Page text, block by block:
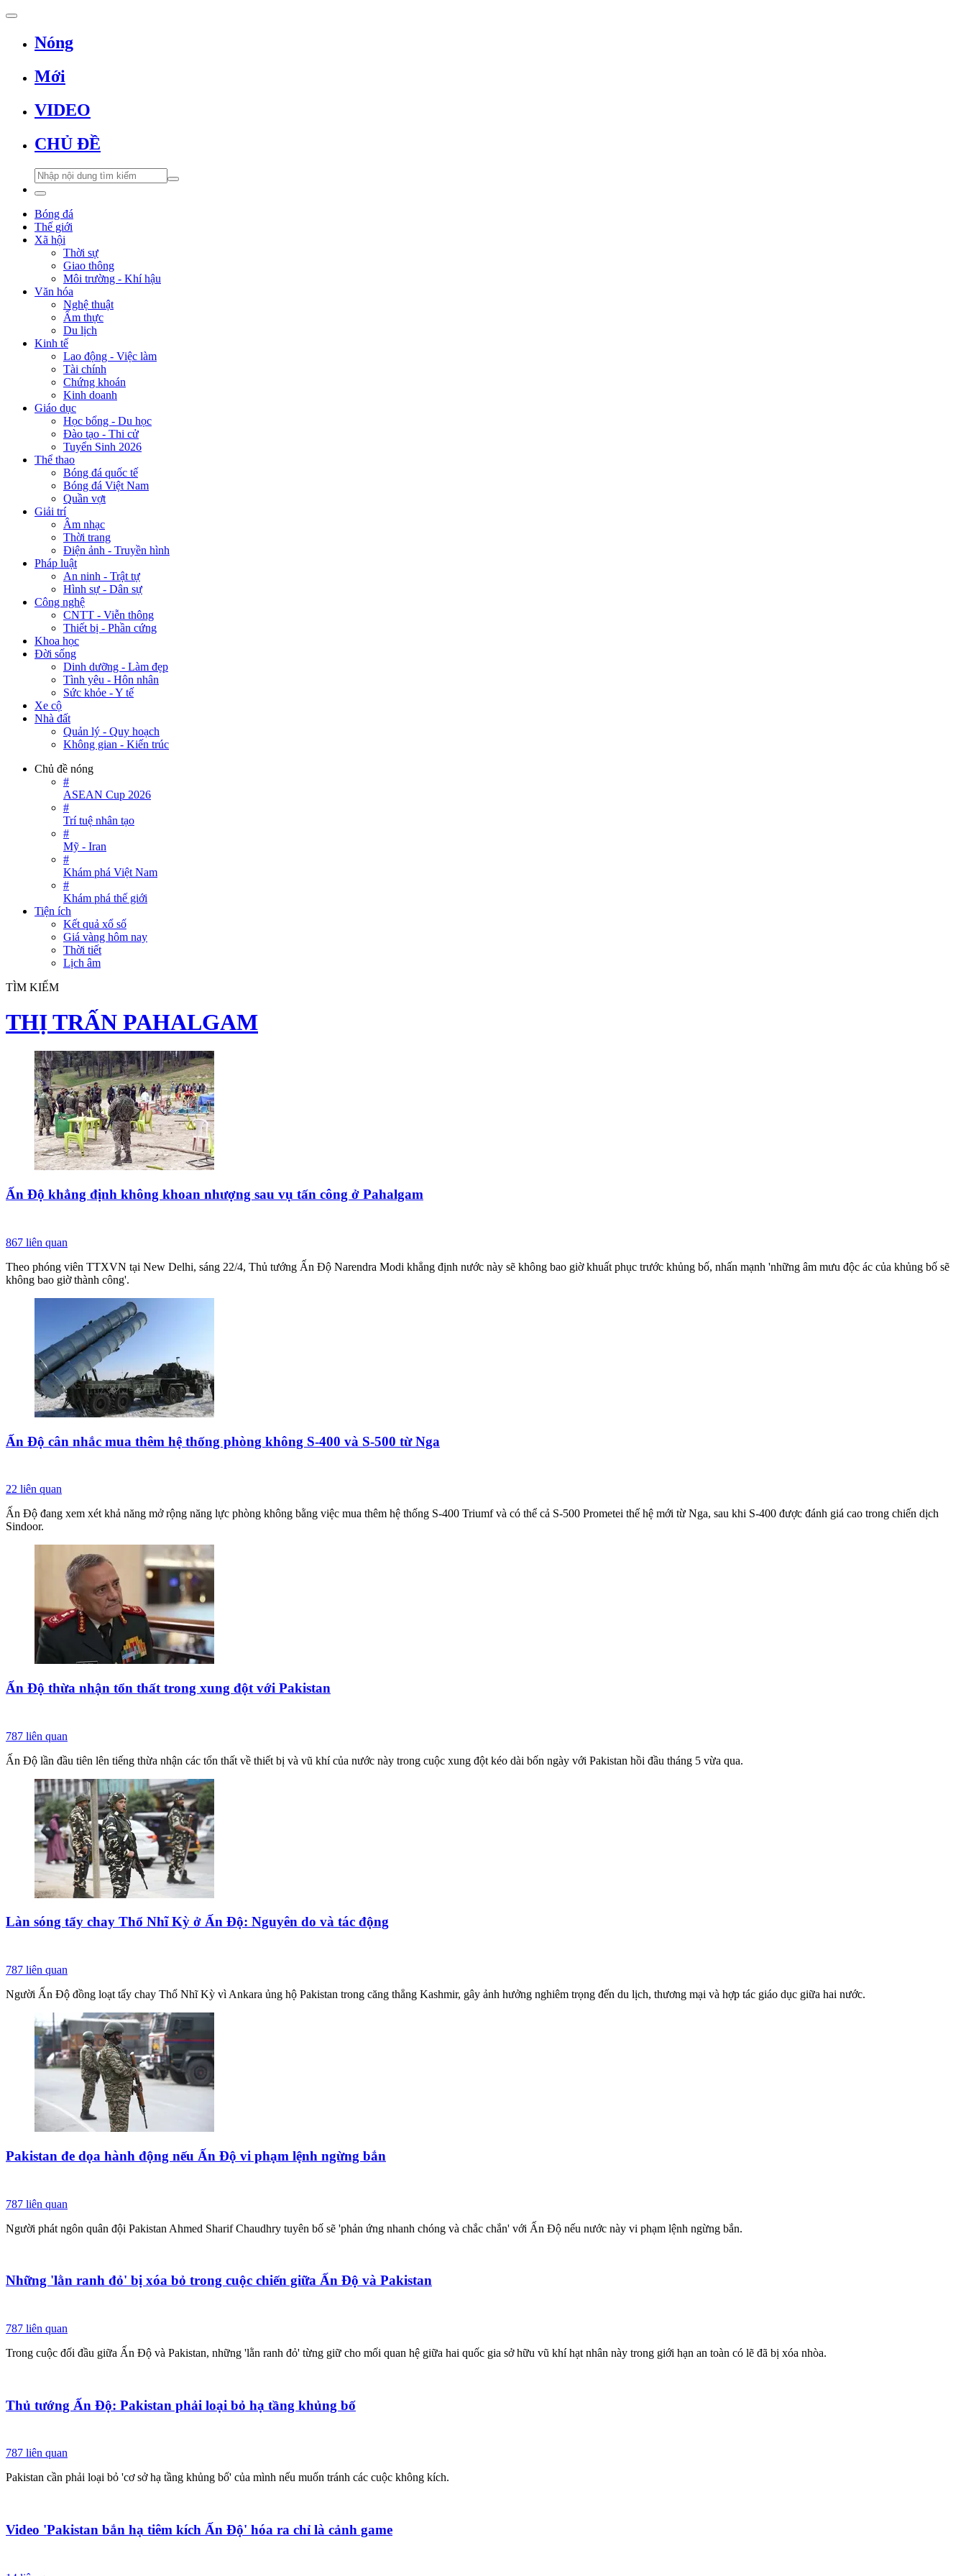
Nóng
Mới
VIDEO
CHỦ ĐỀ
Bóng đá
Thế giới
Xã hội
Thời sự
Giao thông
Môi trường - Khí hậu
Văn hóa
Nghệ thuật
Ẩm thực
Du lịch
Kinh tế
Lao động - Việc làm
Tài chính
Chứng khoán
Kinh doanh
Giáo dục
Học bổng - Du học
Đào tạo - Thi cử
Tuyển Sinh 2026
Thể thao
Bóng đá quốc tế
Bóng đá Việt Nam
Quần vợt
Giải trí
Âm nhạc
Thời trang
Điện ảnh - Truyền hình
Pháp luật
An ninh - Trật tự
Hình sự - Dân sự
Công nghệ
CNTT - Viễn thông
Thiết bị - Phần cứng
Khoa học
Đời sống
Dinh dưỡng - Làm đẹp
Tình yêu - Hôn nhân
Sức khỏe - Y tế
Xe cộ
Nhà đất
Quản lý - Quy hoạch
Không gian - Kiến trúc
Chủ đề nóng
#
ASEAN Cup 2026
#
Trí tuệ nhân tạo
#
Mỹ - Iran
#
Khám phá Việt Nam
#
Khám phá thế giới
Tiện ích
Kết quả xổ số
Giá vàng hôm nay
Thời tiết
Lịch âm
TÌM KIẾM
THỊ TRẤN PAHALGAM
Ấn Độ khẳng định không khoan nhượng sau vụ tấn công ở Pahalgam
867 liên quan
Theo phóng viên TTXVN tại New Delhi, sáng 22/4, Thủ tướng Ấn Độ Narendra Modi khẳng định nước này sẽ không bao giờ khuất phục trước khủng bố, nhấn mạnh 'những âm mưu độc ác của khủng bố sẽ
không bao giờ thành công'.
Ấn Độ cân nhắc mua thêm hệ thống phòng không S-400 và S-500 từ Nga
22 liên quan
Ấn Độ đang xem xét khả năng mở rộng năng lực phòng không bằng việc mua thêm hệ thống S-400 Triumf và có thể cả S-500 Prometei thế hệ mới từ Nga, sau khi S-400 được đánh giá cao trong chiến dịch
Sindoor.
Ấn Độ thừa nhận tổn thất trong xung đột với Pakistan
787 liên quan
Ấn Độ lần đầu tiên lên tiếng thừa nhận các tổn thất về thiết bị và vũ khí của nước này trong cuộc xung đột kéo dài bốn ngày với Pakistan hồi đầu tháng 5 vừa qua.
Làn sóng tẩy chay Thổ Nhĩ Kỳ ở Ấn Độ: Nguyên do và tác động
787 liên quan
Người Ấn Độ đồng loạt tẩy chay Thổ Nhĩ Kỳ vì Ankara ủng hộ Pakistan trong căng thẳng Kashmir, gây ảnh hưởng nghiêm trọng đến du lịch, thương mại và hợp tác giáo dục giữa hai nước.
Pakistan đe dọa hành động nếu Ấn Độ vi phạm lệnh ngừng bắn
787 liên quan
Người phát ngôn quân đội Pakistan Ahmed Sharif Chaudhry tuyên bố sẽ 'phản ứng nhanh chóng và chắc chắn' với Ấn Độ nếu nước này vi phạm lệnh ngừng bắn.
Những 'lằn ranh đỏ' bị xóa bỏ trong cuộc chiến giữa Ấn Độ và Pakistan
787 liên quan
Trong cuộc đối đầu giữa Ấn Độ và Pakistan, những 'lằn ranh đỏ' từng giữ cho mối quan hệ giữa hai quốc gia sở hữu vũ khí hạt nhân này trong giới hạn an toàn có lẽ đã bị xóa nhòa.
Thủ tướng Ấn Độ: Pakistan phải loại bỏ hạ tầng khủng bố
787 liên quan
Pakistan cần phải loại bỏ 'cơ sở hạ tầng khủng bố' của mình nếu muốn tránh các cuộc không kích.
Video 'Pakistan bắn hạ tiêm kích Ấn Độ' hóa ra chỉ là cảnh game